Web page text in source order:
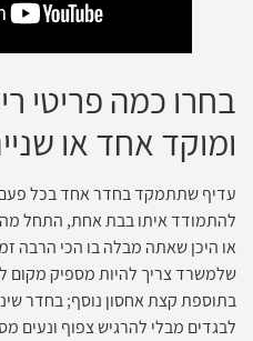
בחרו כמה פריטי
ומוקד אחד או
עדיף שתתמקד בחדר אחד בכל
להתמודד איתו בבת אחת, התחל
או היכן שאתה מבלה בו הכי הרבה
שלמשרד צריך להיות מספיק מקום
בתוספת קצת אחסון נוסף; בחדר
לבגדים מבלי להרגיש צפוף ונעים